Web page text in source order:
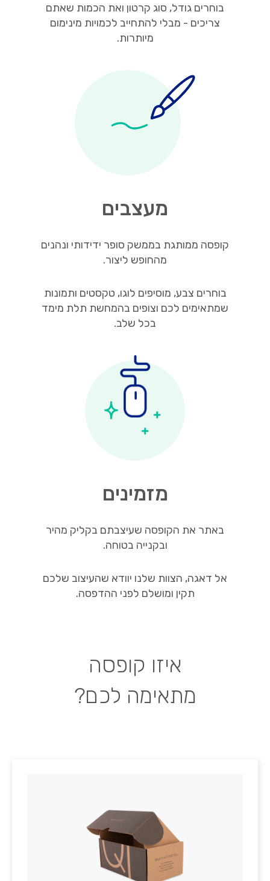
בוחרים גודל, סוג קרטון ואת הכמות שאתם
צריכים - מבלי להתחייב לכמויות מינימום
מיותרות.
מעצבים
קופסה ממותגת בממשק סופר ידידותי ונהנים
מהחופש ליצור.
בוחרים צבע, מוסיפים לוגו, טקסטים ותמונות
שמתאימים לכם וצופים בהמחשת תלת מימד
בכל שלב.
מזמינים
באתר את הקופסה שעיצבתם בקליק מהיר
ובקנייה בטוחה.
אל דאגה, הצוות שלנו יוודא שהעיצוב שלכם
תקין ומושלם לפני ההדפסה.
איזו קופסה
מתאימה לכם?